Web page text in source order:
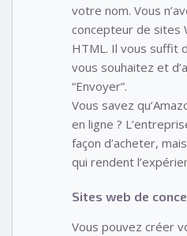
votre nom. Vous
concepteur de sites
HTML. Il vous suffit
vous souhaitez et
“Envoyer”.
Vous savez
en ligne ?
façon d’acheter,
qui rendent
Sites web de
Vous pouvez créer